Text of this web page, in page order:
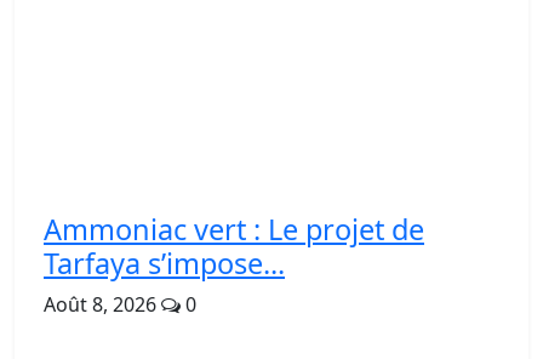
Ammoniac vert : Le projet de
Tarfaya s’impose...
Août 8, 2026 0